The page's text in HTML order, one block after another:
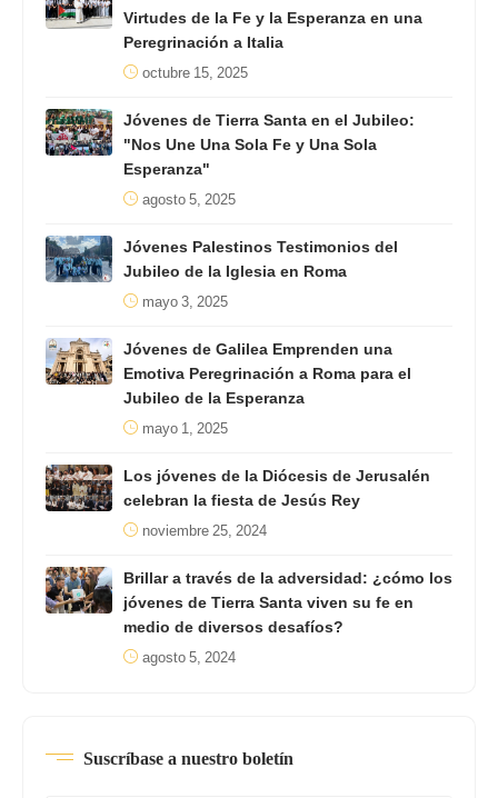
Virtudes de la Fe y la Esperanza en una
Peregrinación a Italia
octubre 15, 2025
Jóvenes de Tierra Santa en el Jubileo:
"Nos Une Una Sola Fe y Una Sola
Esperanza"
agosto 5, 2025
Jóvenes Palestinos Testimonios del
Jubileo de la Iglesia en Roma
mayo 3, 2025
Jóvenes de Galilea Emprenden una
Emotiva Peregrinación a Roma para el
Jubileo de la Esperanza
mayo 1, 2025
Los jóvenes de la Diócesis de Jerusalén
celebran la fiesta de Jesús Rey
noviembre 25, 2024
Brillar a través de la adversidad: ¿cómo los
jóvenes de Tierra Santa viven su fe en
medio de diversos desafíos?
agosto 5, 2024
Suscríbase a nuestro boletín